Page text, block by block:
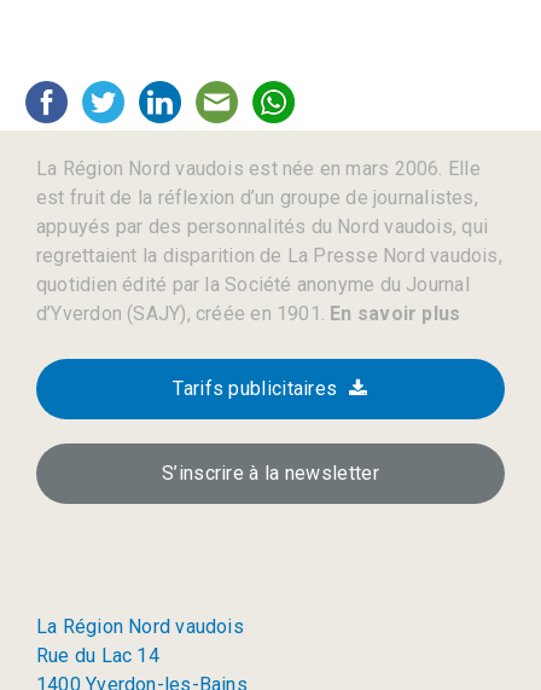
La Région Nord vaudois est née en mars 2006. Elle
est fruit de la réflexion d’un groupe de journalistes,
appuyés par des personnalités du Nord vaudois, qui
regrettaient la disparition de La Presse Nord vaudois,
quotidien édité par la Société anonyme du Journal
d’Yverdon (SAJY), créée en 1901. En savoir plus
Tarifs publicitaires
S’inscrire à la newsletter
La Région Nord vaudois
Rue du Lac 14
1400 Yverdon-les-Bains